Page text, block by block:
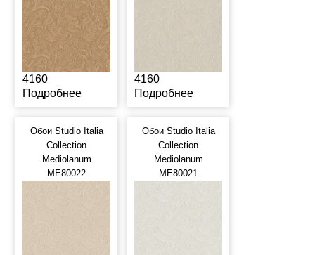
4160
Подробнее
4160
Подробнее
Обои Studio Italia
Collection
Mediolanum
ME80022
Обои Studio Italia
Collection
Mediolanum
ME80021